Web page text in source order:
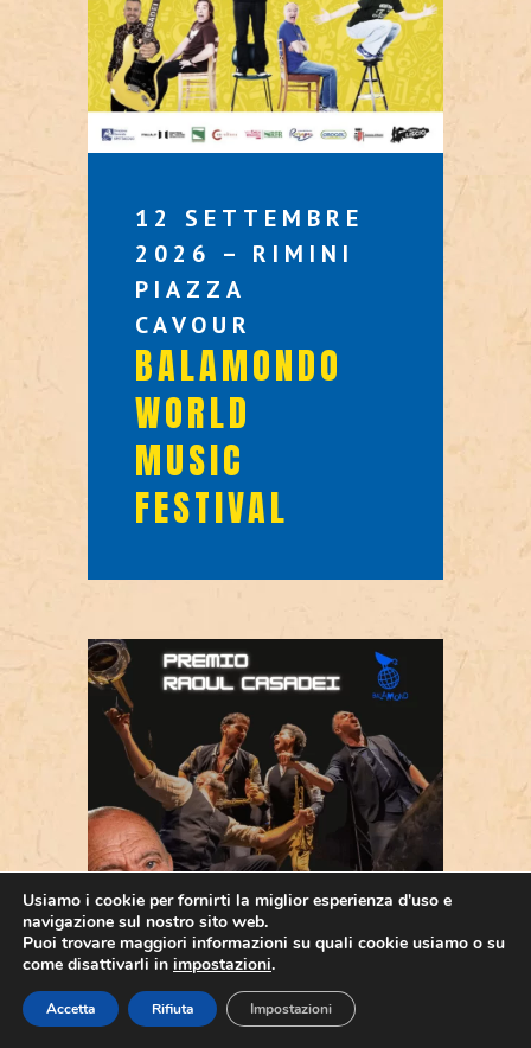
12 SETTEMBRE
2026 – RIMINI
PIAZZA
CAVOUR
BALAMONDO
WORLD
MUSIC
FESTIVAL
Usiamo i cookie per fornirti la miglior esperienza d'uso e
navigazione sul nostro sito web.
Puoi trovare maggiori informazioni su quali cookie usiamo o su
come disattivarli in impostazioni.
Accetta Rifiuta Impostazioni